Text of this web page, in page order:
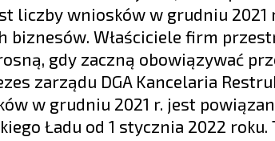
liczby wniosków w grudniu
biznesów. Właściciele firm
gdy zaczną obowiązywać
zarządu DGA Kancelaria
w grudniu 2021 r. jest
Ładu od 1 stycznia 2022